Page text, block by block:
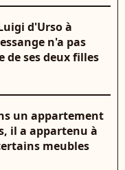
d'Urso à
n'a pas
de ses deux filles
un appartement
il a appartenu à
meubles